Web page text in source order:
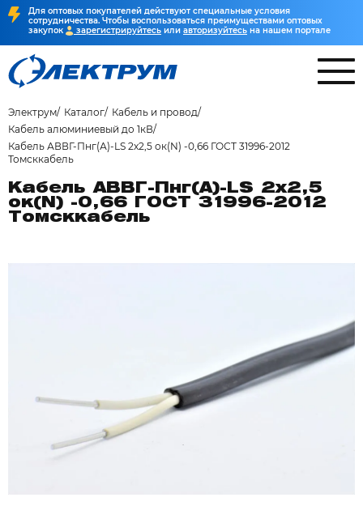
Для оптовых покупателей действуют специальные условия
сотрудничества. Чтобы воспользоваться преимуществами оптовых
закупок
зарегистрируйтесь или авторизуйтесь на нашем портале
Электрум Каталог
Кабель и провод
Кабель алюминиевый до 1кВ
Кабель АВВГ-Пнг(А)-LS 2х2,5 ок(N) -0,66 ГОСТ 31996-2012
Томсккабель
Кабель АВВГ-Пнг(А)-LS 2х2,5
ок(N) -0,66 ГОСТ 31996-2012
Томсккабель